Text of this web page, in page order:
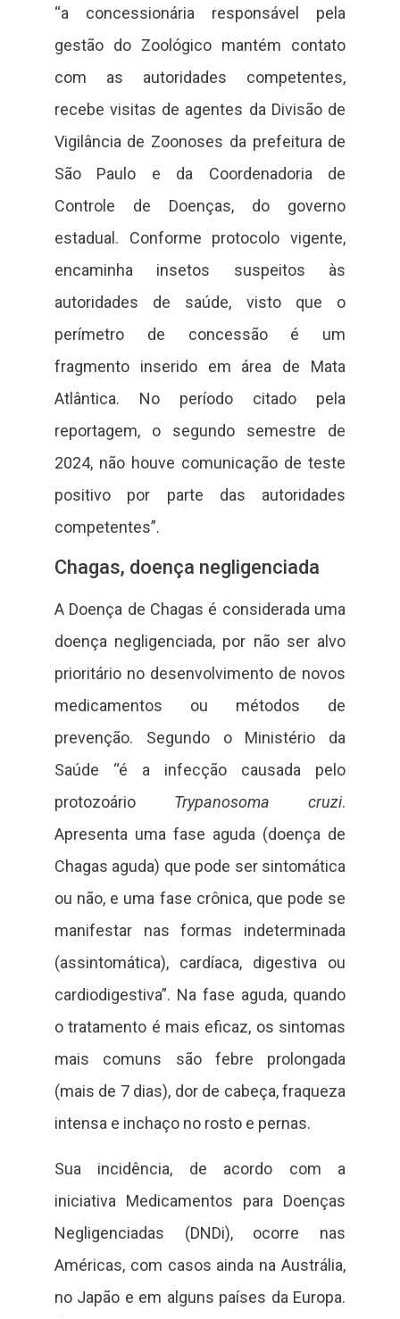
“a concessionária responsável pela
gestão do Zoológico mantém contato
com as autoridades competentes,
recebe visitas de agentes da Divisão de
Vigilância de Zoonoses da prefeitura de
São Paulo e da Coordenadoria de
Controle de Doenças, do governo
estadual. Conforme protocolo vigente,
encaminha insetos suspeitos às
autoridades de saúde, visto que o
perímetro de concessão é um
fragmento inserido em área de Mata
Atlântica. No período citado pela
reportagem, o segundo semestre de
2024, não houve comunicação de teste
positivo por parte das autoridades
competentes”.
Chagas, doença negligenciada
A Doença de Chagas é considerada uma
doença negligenciada, por não ser alvo
prioritário no desenvolvimento de novos
medicamentos ou métodos de
prevenção. Segundo o Ministério da
Saúde “é a infecção causada pelo
protozoário Trypanosoma cruzi.
Apresenta uma fase aguda (doença de
Chagas aguda) que pode ser sintomática
ou não, e uma fase crônica, que pode se
manifestar nas formas indeterminada
(assintomática), cardíaca, digestiva ou
cardiodigestiva”. Na fase aguda, quando
o tratamento é mais eficaz, os sintomas
mais comuns são febre prolongada
(mais de 7 dias), dor de cabeça, fraqueza
intensa e inchaço no rosto e pernas.
Sua incidência, de acordo com a
iniciativa Medicamentos para Doenças
Negligenciadas (DNDi), ocorre nas
Américas, com casos ainda na Austrália,
no Japão e em alguns países da Europa.